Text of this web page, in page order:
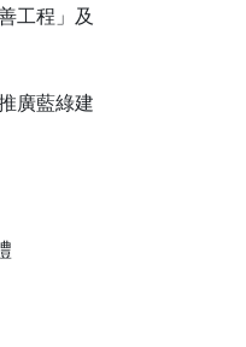
工程」及
廣藍綠建